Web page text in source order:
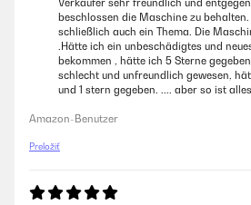
Verkäufer sehr freundlich und
beschlossen die Maschine zu
schließlich auch ein Thema. Die
.Hätte ich ein unbeschädigtes und
bekommen , hätte ich 5 Sterne
schlecht und unfreundlich gewesen,
und 1 stern gegeben. .... aber so ist
Amazon-Benutzer
Preložiť